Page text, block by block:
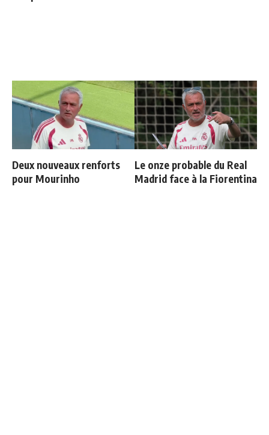
Deux nouveaux renforts
pour Mourinho
Le onze probable du Real
Madrid face à la Fiorentina